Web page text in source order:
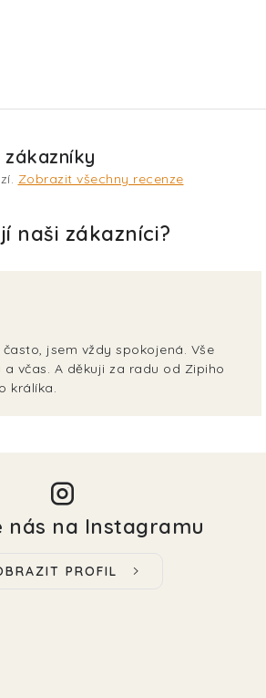
Zobrazit všechny recenze
jsem vždy spokojená. Vše
včas. A děkuji za radu od Zipiho
králíka.
nás na Instagramu
PROFIL